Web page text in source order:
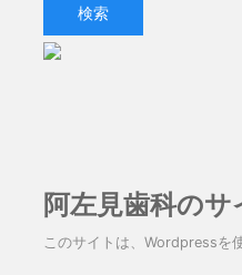
阿左見歯科の
このサイトは、Wordpressを